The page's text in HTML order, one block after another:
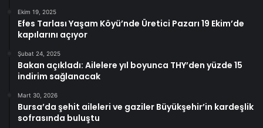
Ekim 19, 2025
Efes Tarlası Yaşam Köyü’nde Üretici Pazarı 19 Ekim’de
kapılarını açıyor
Şubat 24, 2025
Bakan açıkladı: Ailelere yıl boyunca THY’den yüzde 15
indirim sağlanacak
Mart 30, 2026
Bursa’da şehit aileleri ve gaziler Büyükşehir’in kardeşlik
sofrasında buluştu